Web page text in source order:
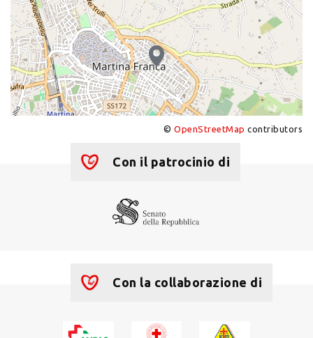
© OpenStreetMap contributors
Con il patrocinio di
Con la collaborazione di